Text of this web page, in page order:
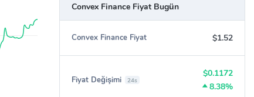
Convex Finance Fiyat Bugün
Convex Finance Fiyat $1.52
Fiyat Değişimi 24s
$0.1172
8.38%